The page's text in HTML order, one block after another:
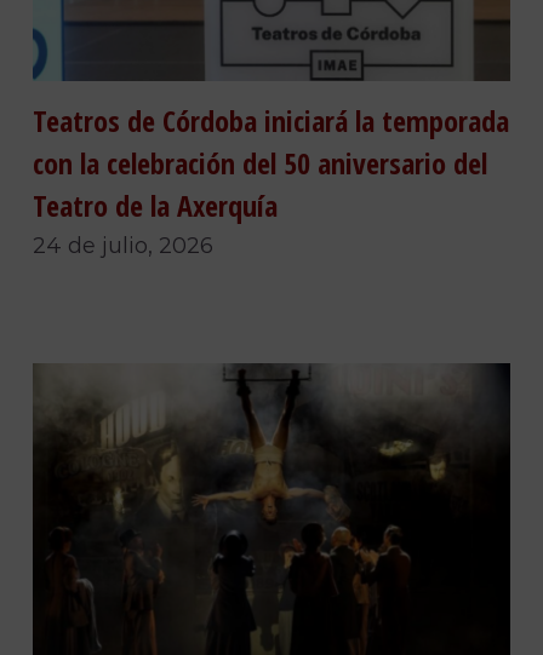
Teatros de Córdoba iniciará la temporada
con la celebración del 50 aniversario del
Teatro de la Axerquía
24 de julio, 2026